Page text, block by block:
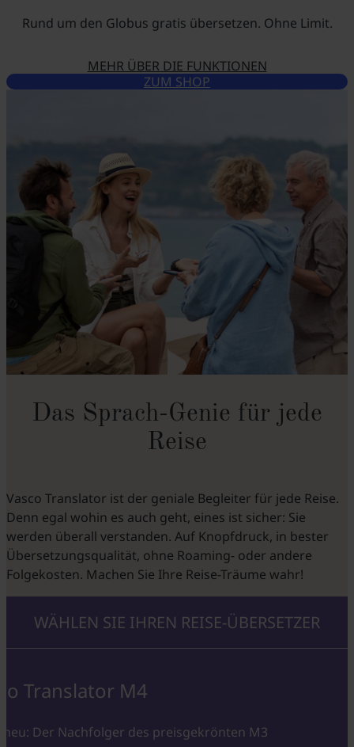
Rund um den Globus gratis übersetzen. Ohne Limit.
MEHR ÜBER DIE FUNKTIONEN
ZUM SHOP
Das Sprach-Genie für jede
Reise
Vasco Translator ist der geniale Begleiter für jede Reise.
Denn egal wohin es auch geht, eines ist sicher: Sie
werden überall verstanden. Auf Knopfdruck, in bester
Übersetzungsqualität, ohne Roaming- oder andere
Folgekosten. Machen Sie Ihre Reise-Träume wahr!
WÄHLEN SIE IHREN REISE-ÜBERSETZER
Translator M4
Der Nachfolger des preisgekrönten M3